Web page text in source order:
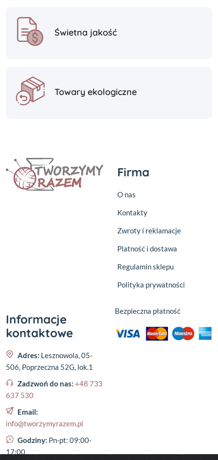
Świetna jakość
Towary ekologiczne
Firma
O nas
Kontakty
Zwroty i reklamacje
Platność i dostawa
Regulamin sklepu
Polityka prywatności
Informacje
kontaktowe
Adres: Lesznowola, 05-
506, Poprzeczna 52G, lok.1
Zadzwoń do nas: +48 733
637 530
Email:
info@tworzymyrazem.pl
Godziny: Pn-pt: 09:00-
17:00
Bezpieczna płatność